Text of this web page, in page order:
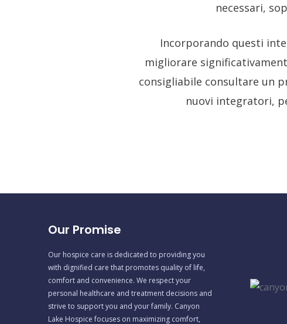
necessari,
Incorporando questi
migliorare
consigliabile consultare un
nuovi integratori,
Our Promise
Our hospice care is dedicated to providing you
with dignified care that promotes quality of life,
comfort and convenience. We respect your
personal healthcare and treatment decisions and
strive to support you and your family. Canyon
Lake Hospice focuses on maximizing comfort,